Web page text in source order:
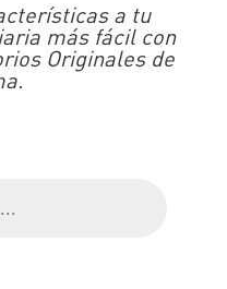
a tu
más fácil con
Originales de